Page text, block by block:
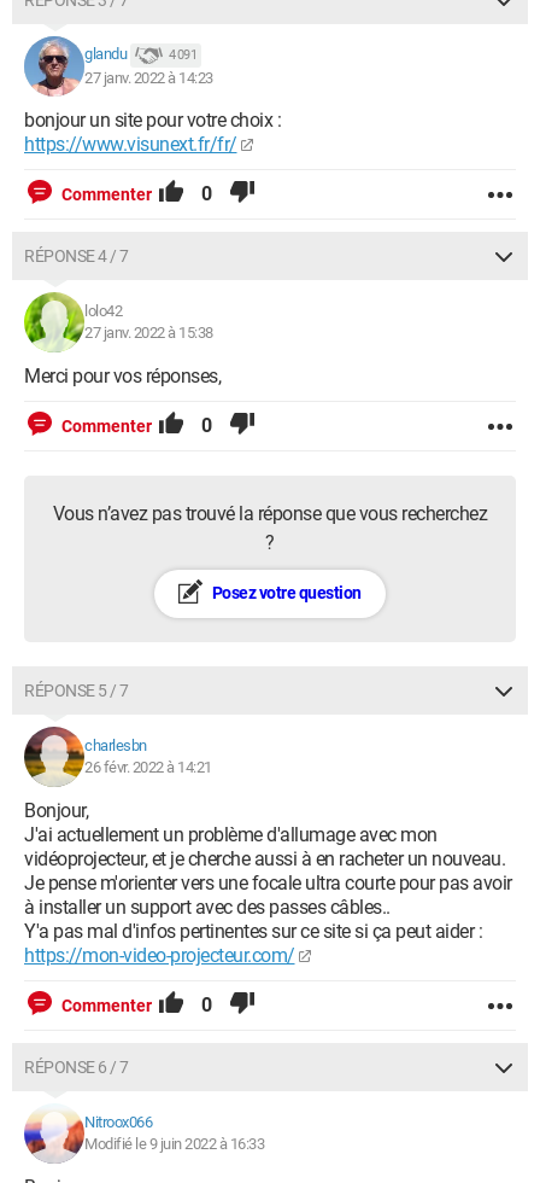
glandu 4 091
27 janv. 2022 à 14:23
bonjour un site pour votre choix :
https://www.visunext.fr/fr/
Commenter 0
RÉPONSE 4 / 7
lolo42
27 janv. 2022 à 15:38
Merci pour vos réponses,
Commenter 0
Vous n’avez pas trouvé la réponse que vous recherchez
?
Posez votre question
RÉPONSE 5 / 7
charlesbn
26 févr. 2022 à 14:21
Bonjour,
J'ai actuellement un problème d'allumage avec mon
vidéoprojecteur, et je cherche aussi à en racheter un nouveau.
Je pense m'orienter vers une focale ultra courte pour pas avoir
à installer un support avec des passes câbles..
Y'a pas mal d'infos pertinentes sur ce site si ça peut aider :
https://mon-video-projecteur.com/
Commenter 0
RÉPONSE 6 / 7
Nitroox066
Modifié le 9 juin 2022 à 16:33